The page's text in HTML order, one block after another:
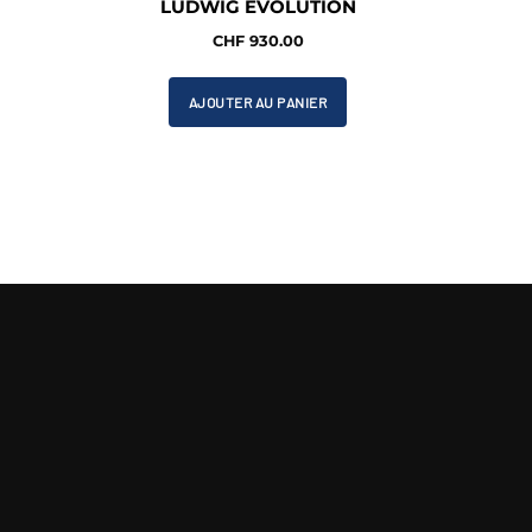
LUDWIG EVOLUTION
CHF930.00
AJOUTER AU PANIER